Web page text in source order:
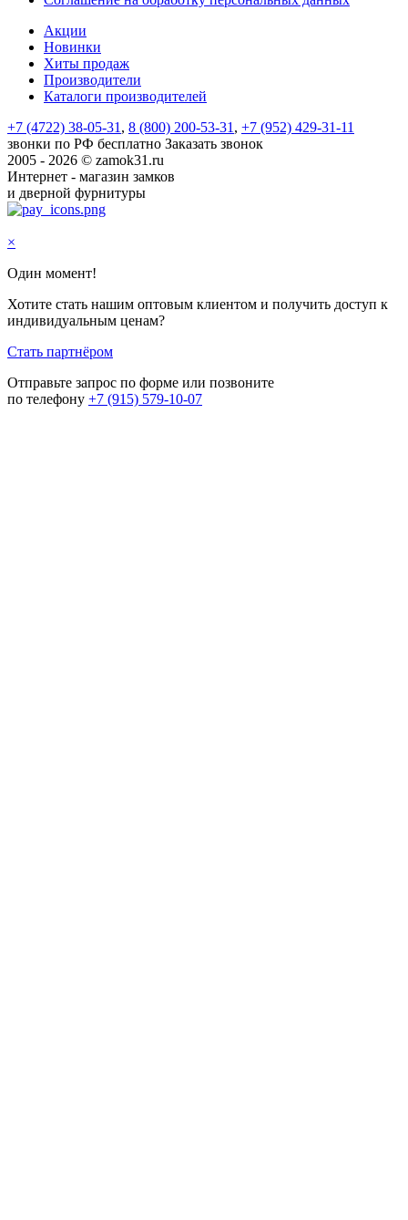
Акции
Новинки
Хиты продаж
Производители
Каталоги производителей
+7 (4722) 38-05-31, 8 (800) 200-53-31, +7 (952) 429-31-11
звонки по РФ бесплатно Заказать звонок
2005 - 2026 © zamok31.ru
Интернет - магазин замков
и дверной фурнитуры
×
Один момент!
Хотите стать нашим оптовым клиентом и получить доступ к
индивидуальным ценам?
Стать партнёром
Отправьте запрос по форме или позвоните
по телефону +7 (915) 579-10-07